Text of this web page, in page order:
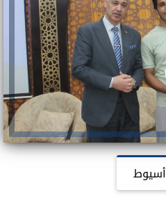
أسيوط